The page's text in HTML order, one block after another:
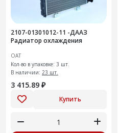
2107-01301012-11 -ДААЗ
Радиатор охлаждения
ОАТ
Кол-во в упаковке: 3 шт.
В наличии: 23 шт.
3 415.89 ₽
Купить